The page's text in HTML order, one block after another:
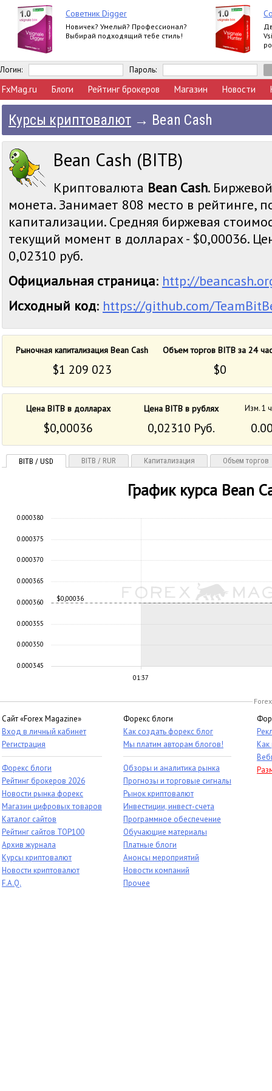
Советник Digger
Новичек? Умелый? Профессионал?
Выбирай подходящий тебе стиль!
Логин: Пароль:
FxMag.ru Блоги Рейтинг брокеров Магазин Новости
Курсы криптовалют → Bean Cash
Bean Cash (BITB)
Криптовалюта Bean Cash.
монета. Занимает 808 место в рейтинге,
капитализации. Средняя биржевая
текущий момент в долларах - $0,00036.
0,02310 руб.
Официальная страница: http://
Исходный код: https://github.com/
Рыночная капитализация Bean Cash Объем торгов BITB за 24
$1 209 023 $0
Цена BITB в долларах Цена BITB в рублях Изм. 1
$0,00036 0,02310 Руб.
BITB / USD BITB / RUR Капитализация Объем торгов
График курса Bean
01:37
$0,00036
0.000345
0.000350
0.000355
0.000360
0.000365
0.000370
0.000375
0.000380
Сайт «Forex Magazine»
Вход в личный кабинет
Регистрация
Форекс блоги
Рейтинг брокеров 2026
Новости рынка форекс
Магазин цифровых товаров
Каталог сайтов
Рейтинг сайтов TOP100
Архив журнала
Курсы криптовалют
Новости криптовалют
F.A.Q.
Форекс блоги
Как создать форекс блог
Мы платим авторам блогов!
Обзоры и аналитика рынка
Прогнозы и торговые сигналы
Рынок криптовалют
Инвестиции, инвест-счета
Программное обеспечение
Обучающие материалы
Платные блоги
Анонсы мероприятий
Новости компаний
Прочее
Как